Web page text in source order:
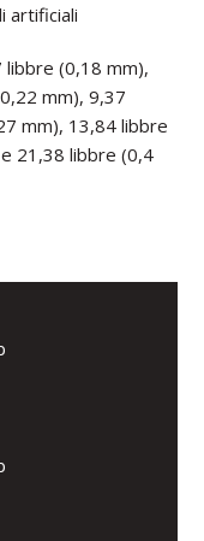
artificiali
libbre (0,18 mm),
mm), 9,37
mm), 13,84 libbre
21,38 libbre (0,4